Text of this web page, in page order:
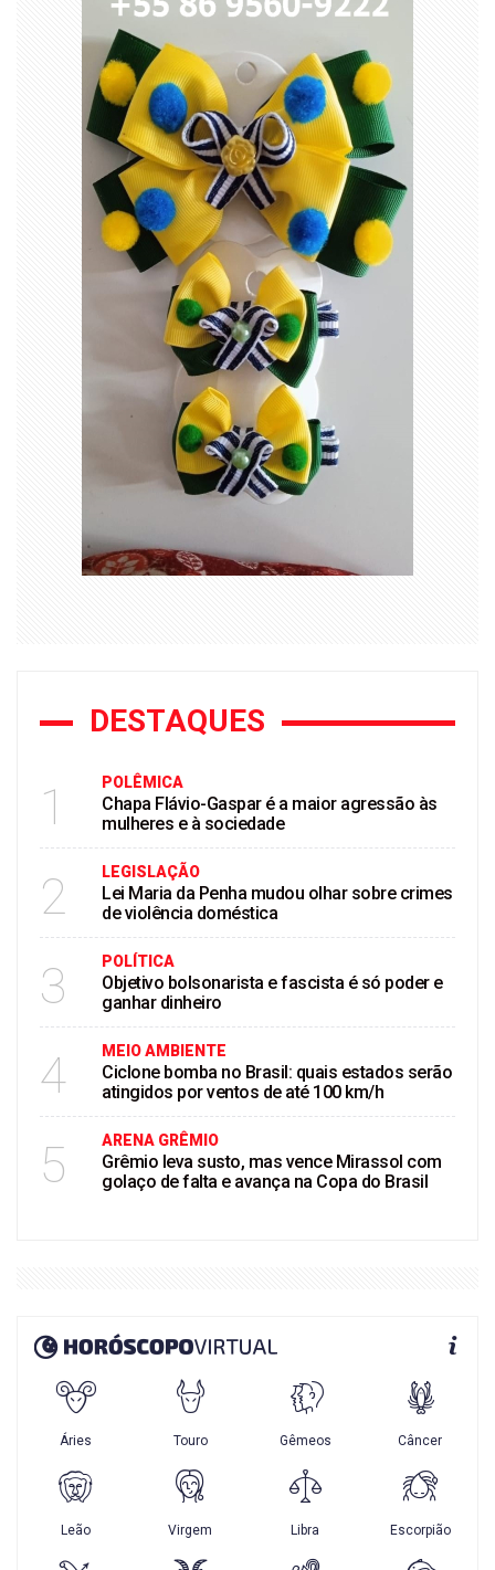
DESTAQUES
1 POLÊMICA
Chapa Flávio-Gaspar é a maior agressão às
mulheres e à sociedade
2 LEGISLAÇÃO
Lei Maria da Penha mudou olhar sobre crimes
de violência doméstica
3 POLÍTICA
Objetivo bolsonarista e fascista é só poder e
ganhar dinheiro
4 MEIO AMBIENTE
Ciclone bomba no Brasil: quais estados serão
atingidos por ventos de até 100 km/h
5 ARENA GRÊMIO
Grêmio leva susto, mas vence Mirassol com
golaço de falta e avança na Copa do Brasil